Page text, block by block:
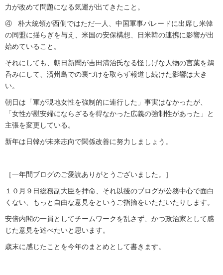
力が改めて問題になる気運が出てきたこと。
④ 朴大統領が西側ではただ一人、中国軍事パレードに出席し米韓
の同盟に揺らぎを与え、米国の安保構想、日米韓の連携に影響が出
始めていること。
それにしても、朝日新聞が吉田清治氏なる怪しげな人物の言葉を鵜
呑みにして、済州島での裏づけを取らず報道し続けた影響は大き
い。
朝日は「軍が現地女性を強制的に連行した」事実はなかったが、
「女性が慰安婦にならざるを得なかった広義の強制性があった」と
主張を変更している。
新年は日韓が未来志向で関係改善に努力しましょう。
［一年間ブログのご愛読ありがとうございました。］
１０月９日総務副大臣を拝命、それ以後のブログが公務中心で面白
くない、もっと自由な意見をというご指摘をいただいたりします。
安倍内閣の一員としてチームワークを乱さず、かつ政治家として感
じた意見を述べたいと思います。
歳末に感じたことを今年のまとめとして書きます。